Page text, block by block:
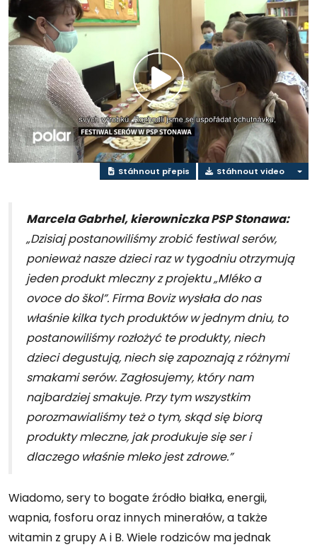
Přehrát
video
Stáhnout přepis Stáhnout video
Marcela Gabrhel, kierowniczka PSP Stonawa:
„Dzisiaj postanowiliśmy zrobić festiwal serów,
ponieważ nasze dzieci raz w tygodniu otrzymują
jeden produkt mleczny z projektu „Mléko a
ovoce do škol”. Firma Boviz wysłała do nas
właśnie kilka tych produktów w jednym dniu, to
postanowiliśmy rozłożyć te produkty, niech
dzieci degustują, niech się zapoznają z różnymi
smakami serów. Zagłosujemy, który nam
najbardziej smakuje. Przy tym wszystkim
porozmawialiśmy też o tym, skąd się biorą
produkty mleczne, jak produkuje się ser i
dlaczego właśnie mleko jest zdrowe.”
Wiadomo, sery to bogate źródło białka, energii,
wapnia, fosforu oraz innych minerałów, a także
witamin z grupy A i B. Wiele rodziców ma jednak